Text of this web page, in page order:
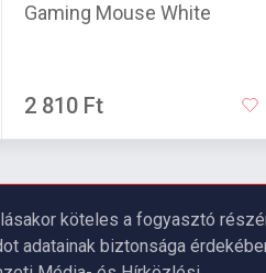
Gaming Mouse White
2 810 Ft
köteles a fogyasztó
adatainak biztonsága